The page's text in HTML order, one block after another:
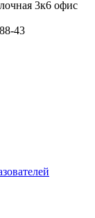
3к6 офис
43